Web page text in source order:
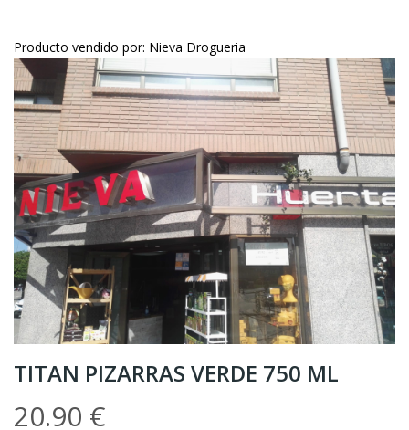
Producto vendido por: Nieva Drogueria
TITAN PIZARRAS VERDE 750 ML
20.90 €